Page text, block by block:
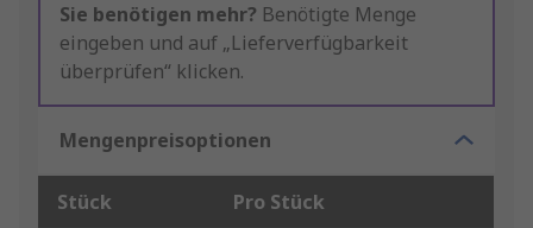
Sie benötigen mehr? Benötigte Menge
eingeben und auf „Lieferverfügbarkeit
überprüfen“ klicken.
Mengenpreisoptionen
Stück Pro Stück